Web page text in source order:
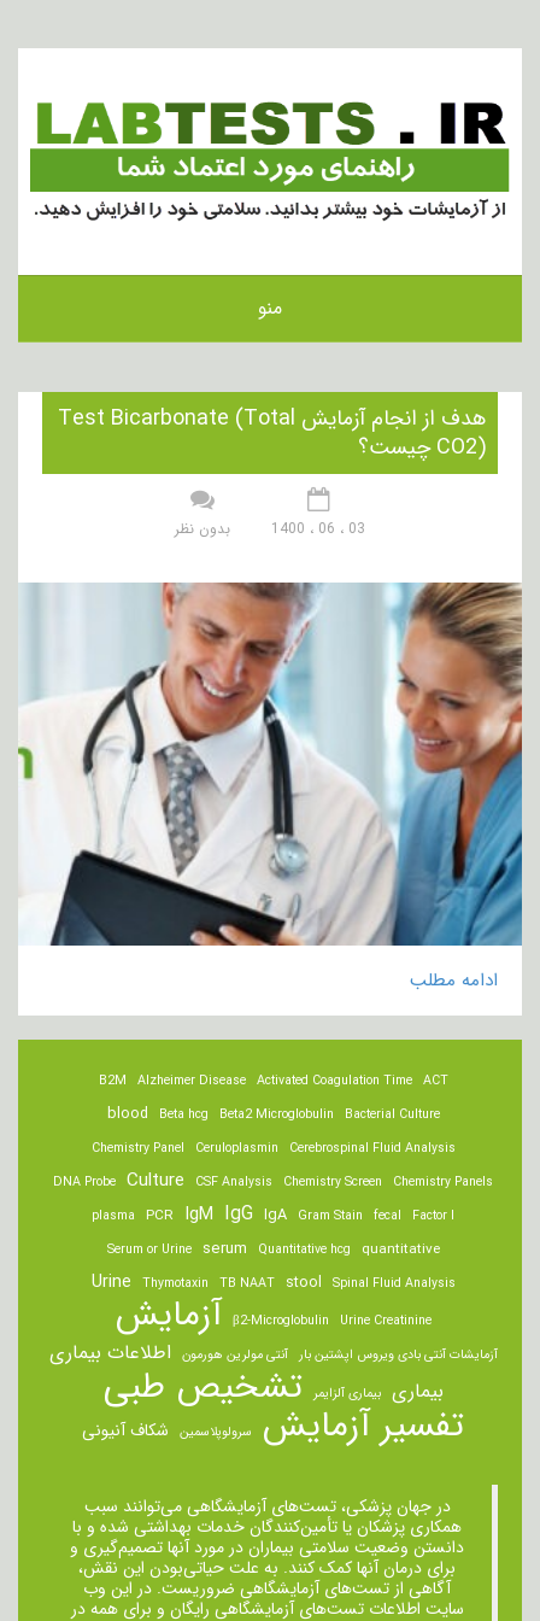
منو
هدف از انجام آزمایش Test Bicarbonate (Total
CO2) چیست؟
03 ، 06 ، 1400 بدون نظر
ادامه مطلب
ACT
Activated Coagulation Time
Alzheimer Disease
B2M
Bacterial Culture
Beta2 Microglobulin
Beta hcg
blood
Cerebrospinal Fluid Analysis
Ceruloplasmin
Chemistry Panel
Chemistry Panels
Chemistry Screen
CSF Analysis
Culture
DNA Probe
Factor I
fecal
Gram Stain
IgA
IgG
IgM
PCR
plasma
quantitative
Quantitative hcg
serum
Serum or Urine
Spinal Fluid Analysis
stool
TB NAAT
Thymotaxin
Urine
Urine Creatinine
β2-Microglobulin آزمایش
آزمایشات آنتی بادی ویروس اپشتین بار آنتی مولرین هورمون اطلاعات بیماری
بیماری بیماری آلزایمر تشخیص طبی
تفسیر آزمایش سرولوپلاسمین شکاف آنیونی
در جهان پزشکی، تست‌های آزمایشگاهی می‌توانند سبب
همکاری پزشکان یا تأمین‌کنندگان خدمات بهداشتی شده و با
دانستن وضعیت سلامتی بیماران در مورد آنها تصمیم‌گیری و
برای درمان ‌آنها کمک کنند. به علت حیاتی‌بودن این نقش،
آگاهی از تست‌های آزمایشگاهی ضروریست. در این وب
سایت اطلاعات تست‌های آزمایشگاهی رایگان و برای همه در